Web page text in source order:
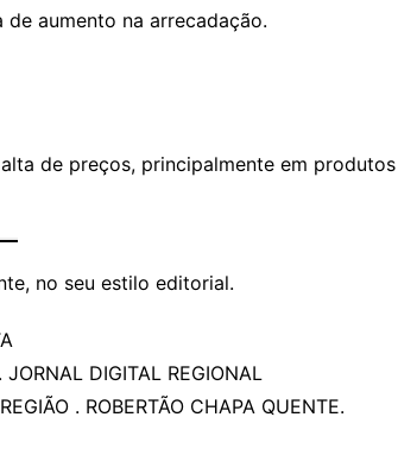
aumento na arrecadação.
de preços, principalmente em produtos
no seu estilo editorial.
. JORNAL DIGITAL REGIONAL
. ROBERTÃO CHAPA QUENTE.